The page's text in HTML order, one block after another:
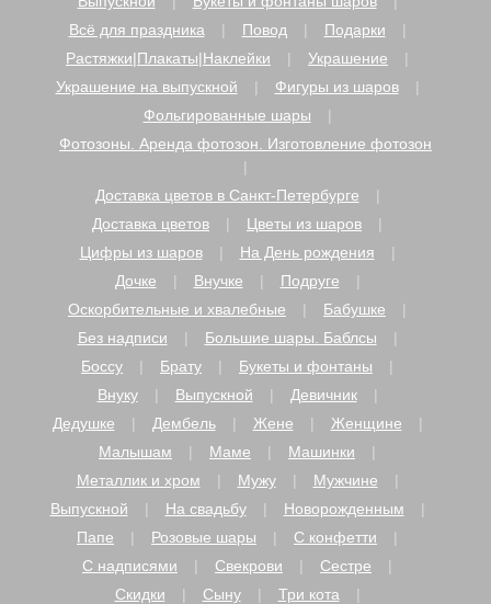
Всё для праздника
Повод
Подарки
Растяжки|Плакаты|Наклейки
Украшение
Украшение на выпускной
Фигуры из шаров
Фольгированные шары
Фотозоны. Аренда фотозон. Изготовление фотозон
Доставка цветов в Санкт-Петербурге
Доставка цветов
Цветы из шаров
Цифры из шаров
На День рождения
Дочке
Внучке
Подруге
Оскорбительные и хвалебные
Бабушке
Без надписи
Большие шары. Баблсы
Боссу
Брату
Букеты и фонтаны
Внуку
Выпускной
Девичник
Дедушке
Дембель Жене
Женщине
Малышам
Маме
Машинки
Металлик и хром
Мужу
Мужчине
Выпускной
На свадьбу
Новорожденным
Папе
Розовые шары
С конфетти
С надписями
Свекрови
Сестре
Скидки
Сыну
Три кота